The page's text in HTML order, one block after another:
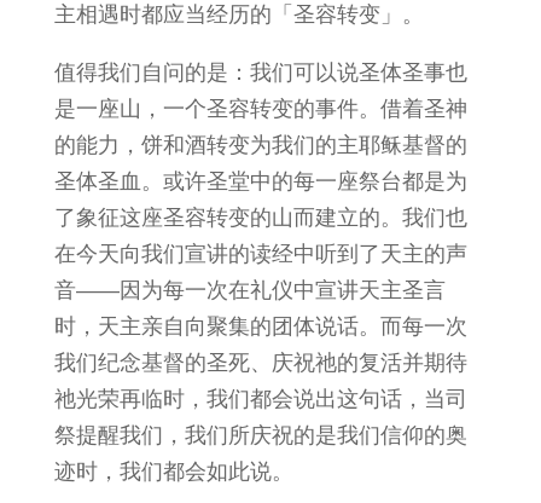
主相遇时都应当经历的「圣容转变」。
值得我们自问的是：我们可以说圣体圣事也
是一座山，一个圣容转变的事件。借着圣神
的能力，饼和酒转变为我们的主耶稣基督的
圣体圣血。或许圣堂中的每一座祭台都是为
了象征这座圣容转变的山而建立的。我们也
在今天向我们宣讲的读经中听到了天主的声
音——因为每一次在礼仪中宣讲天主圣言
时，天主亲自向聚集的团体说话。而每一次
我们纪念基督的圣死、庆祝祂的复活并期待
祂光荣再临时，我们都会说出这句话，当司
祭提醒我们，我们所庆祝的是我们信仰的奥
迹时，我们都会如此说。